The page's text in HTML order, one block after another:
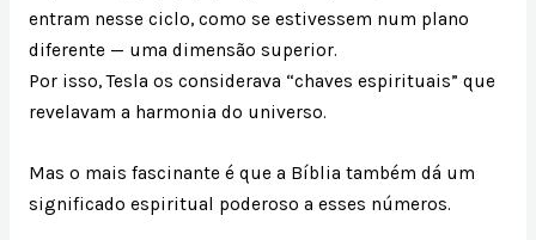
entram nesse ciclo, como se estivessem num plano
diferente — uma dimensão superior.
Por isso, Tesla os considerava “chaves espirituais” que
revelavam a harmonia do universo.
Mas o mais fascinante é que a Bíblia também dá um
significado espiritual poderoso a esses números.